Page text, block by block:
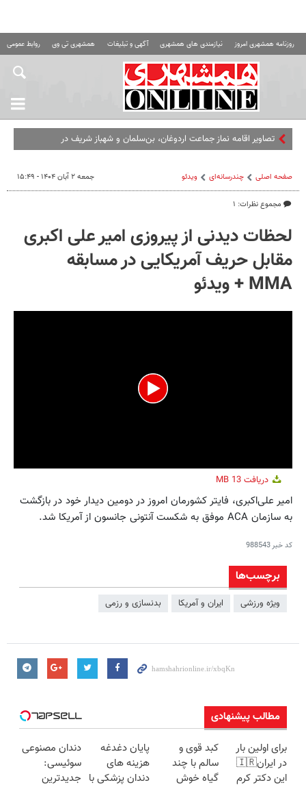
روزنامه همشهری امروز نیازمندی های همشهری آگهی و تبلیغات همشهری تی وی روابط عمومی
تصاویر اقامه نماز جماعت اردوغان، بن‌سلمان و شهباز شریف در
صفحه اصلی چندرسانه‌ای ویدئو
مجموع نظرات: ۱
جمعه ۲ آبان ۱۴۰۴ - ۱۵:۴۹
لحظات دیدنی از پیروزی امیر علی اکبری
مقابل حریف آمریکایی در مسابقه
MMA + ویدئو
0
of
minutes,
دریافت 13 MB
امیر علی‌اکبری، فایتر کشورمان امروز در دومین دیدار خود در بازگشت
به سازمان ACA موفق به شکست آنتونی جانسون از آمریکا شد.
کد خبر988543
برچسب‌ها
ویژه ورزشی ایران و آمریکا بدنسازی و رزمی
مطالب پیشنهادی
برای اولین بار
در ایران🇮🇷
این دکتر کرم
کبد قوی و
سالم با چند
گیاه خوش
پایان دغدغه
هزینه های
دندان پزشکی با
دندان مصنوعی
سوئیسی:
جدیدترین